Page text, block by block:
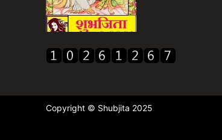
Copyright © Shubjita 2025